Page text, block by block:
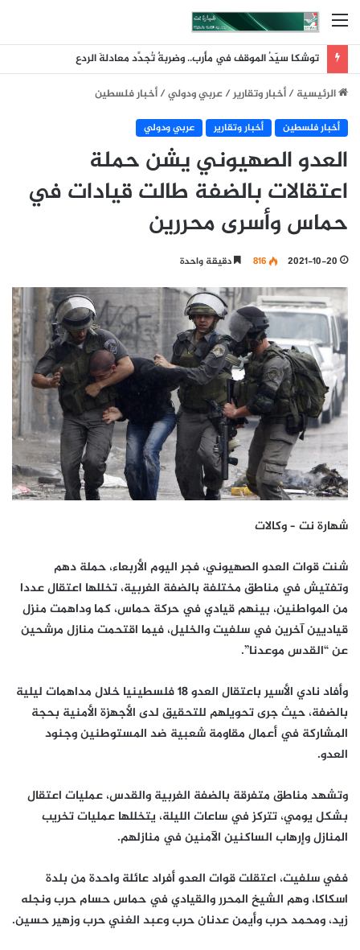
القائمة
توشكا سيّدُ الموقف في مأرب.. وضربةٌ تُجدِّد معادلةَ الردع
الرئيسية/أخبار وتقارير/عربي ودولي/أخبار فلسطين
أخبار فلسطين أخبار وتقارير عربي ودولي
العدو الصهيوني يشن حملة
اعتقالات بالضفة طالت قيادات في
حماس وأسرى محررين
2021-10-20
816 دقيقة واحدة
شهارة نت – وكالات
شنت قوات العدو الصهيوني، فجر اليوم الأربعاء، حملة دهم
وتفتيش في مناطق مختلفة بالضفة الغربية، تخللها اعتقال عددا
من المواطنين، بينهم قيادي في حركة حماس، كما وداهمت منزل
قياديين آخرين في سلفيت والخليل، فيما اقتحمت منازل مرشحين
عن “القدس موعدنا”.
وأفاد نادي الأسير باعتقال العدو 18 فلسطينيا خلال مداهمات ليلية
بالضفة، حيث جرى تحويلهم للتحقيق لدى الأجهزة الأمنية بحجة
المشاركة في أعمال مقاومة شعبية ضد المستوطنين وجنود
العدو.
وتشهد مناطق متفرقة بالضفة الغربية والقدس، عمليات اعتقال
بشكل يومي، تتركز في ساعات الليلة، يتخللها عمليات تخريب
المنازل وإرهاب الساكنين الآمنين في منازلهم.
ففي سلفيت، اعتقلت قوات العدو أفراد عائلة واحدة من بلدة
اسكاكا، وهم الشيخ المحرر والقيادي في حماس حسام حرب ونجله
زيد، ومحمد حرب وأيمن عدنان حرب وعبد الغني حرب وزهير حسين.